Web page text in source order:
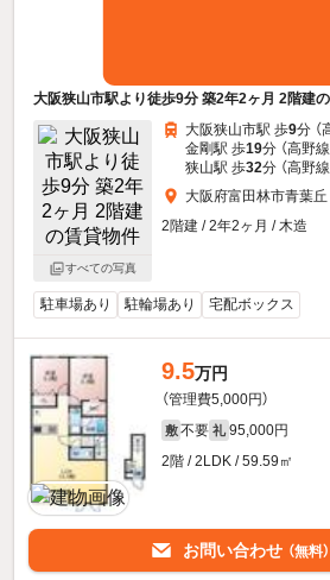
大阪狭山市駅より徒歩9分 築2年2ヶ月 2階建
すべての写真
大阪狭山市駅 歩9分 （
金剛駅 歩19分 （高野線
狭山駅 歩32分 （高野線
大阪府富田林市青葉丘
2階建 / 2年2ヶ月 / 木造
駐車場あり 駐輪場あり 宅配ボックス
9.5万円
（管理費5,000円）
敷 不要 礼 95,000円
2階 / 2LDK / 59.59㎡
お問い合わせ （無料）